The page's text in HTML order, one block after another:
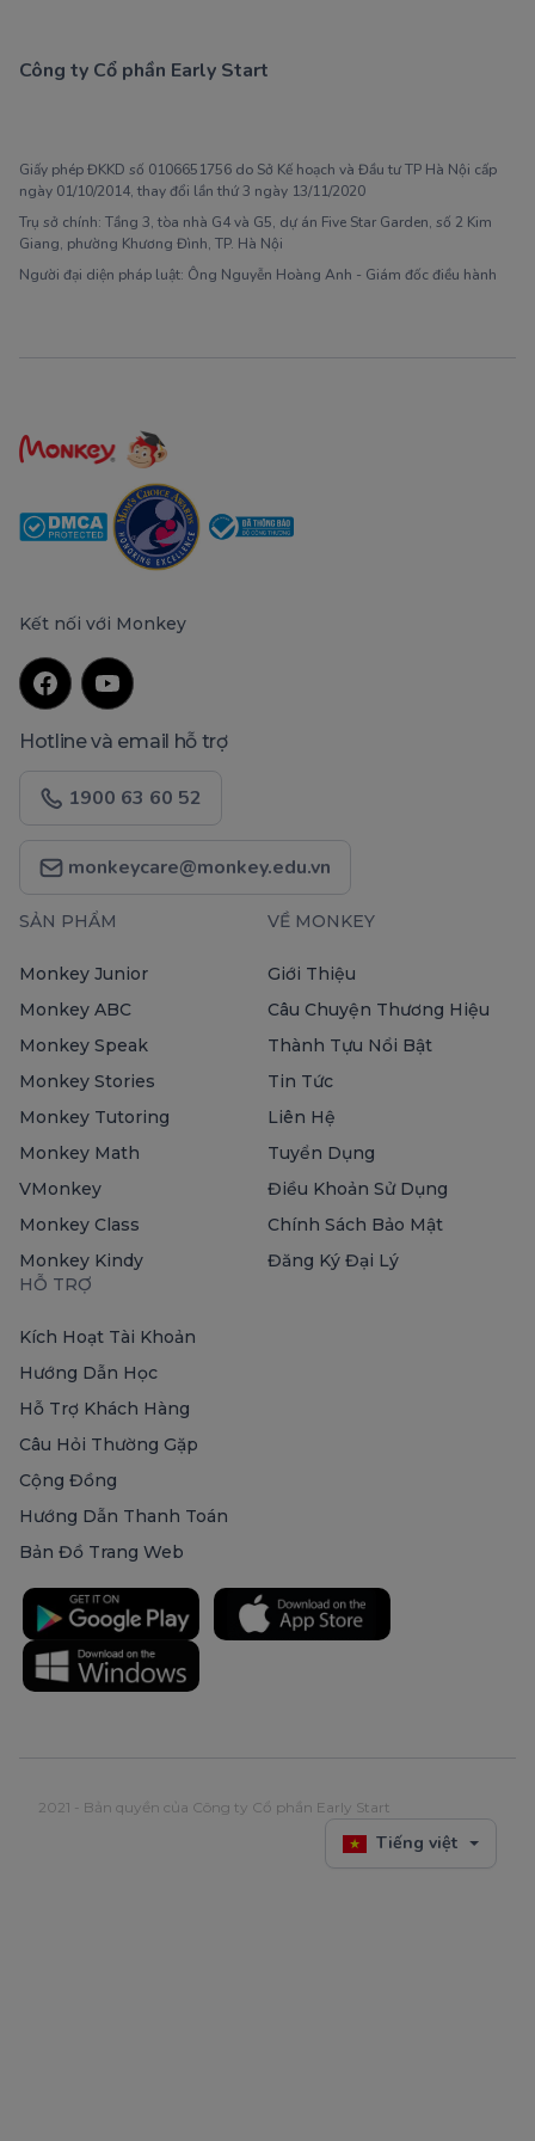
Công ty Cổ phần Early Start
Giấy phép ĐKKD số 0106651756 do Sở Kế hoạch và Đầu tư TP Hà Nội cấp
ngày 01/10/2014, thay đổi lần thứ 3 ngày 13/11/2020
Trụ sở chính: Tầng 3, tòa nhà G4 và G5, dự án Five Star Garden, số 2 Kim
Giang, phường Khương Đình, TP. Hà Nội
Người đại diện pháp luật: Ông Nguyễn Hoàng Anh - Giám đốc điều hành
Kết nối với Monkey
Hotline và email hỗ trợ
1900 63 60 52
monkeycare@monkey.edu.vn
SẢN PHẨM
Monkey Junior
Monkey ABC
Monkey Speak
Monkey Stories
Monkey Tutoring
Monkey Math
VMonkey
Monkey Class
Monkey Kindy
VỀ MONKEY
Giới Thiệu
Câu Chuyện Thương Hiệu
Thành Tựu Nổi Bật
Tin Tức
Liên Hệ
Tuyển Dụng
Điều Khoản Sử Dụng
Chính Sách Bảo Mật
Đăng Ký Đại Lý
HỖ TRỢ
Kích Hoạt Tài Khoản
Hướng Dẫn Học
Hỗ Trợ Khách Hàng
Câu Hỏi Thường Gặp
Cộng Đồng
Hướng Dẫn Thanh Toán
Bản Đồ Trang Web
2021 - Bản quyền của Công ty Cổ phần Early Start
Tiếng việt